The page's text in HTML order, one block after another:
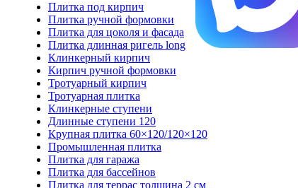
Плитка под кирпич
Плитка ручной формовки
Плитка для цоколя и фасада
Плитка длинная ригель long
Клинкерный кирпич
Кирпич ручной формовки
Тротуарный кирпич
Тротуарная плитка
Клинкерные ступени
Длинные ступени 120
Крупная плитка 60×120/120×120
Промышленная плитка
Плитка для гаража
Плитка для бассейнов
Плитка для террас толщина 2 см